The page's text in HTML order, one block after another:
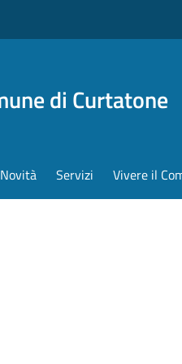
di Curtatone
Novità Servizi Vivere il